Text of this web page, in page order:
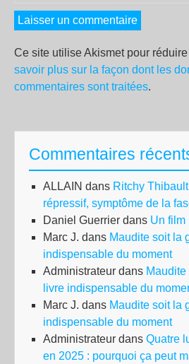
Ce site utilise Akismet pour
savoir plus sur la façon dont les
commentaires sont traitées.
Commentaires
ALLAIN dans Ritchy
répressif, symptôme de la
Daniel Guerrier dans Un film
Marc J. dans Maudite soit la
indispensable du moment
Administrateur dans
livre indispensable du
Marc J. dans Maudite soit la
indispensable du moment
Administrateur dans Quatre
en 2025 : pourquoi ça peut